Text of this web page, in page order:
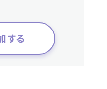
する